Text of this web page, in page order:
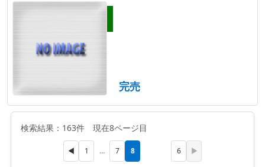
完売
検索結果：163件 現在8ページ目
◀ 1 … 7 8 6 ▶